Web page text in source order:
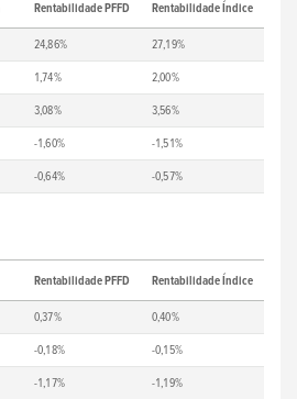
Rentabilidade PFFD Rentabilidade Índice
24,86% 27,19%
1,74% 2,00%
3,08% 3,56%
-1,60% -1,51%
-0,64% -0,57%
Rentabilidade PFFD Rentabilidade Índice
0,37% 0,40%
-0,18% -0,15%
-1,17% -1,19%